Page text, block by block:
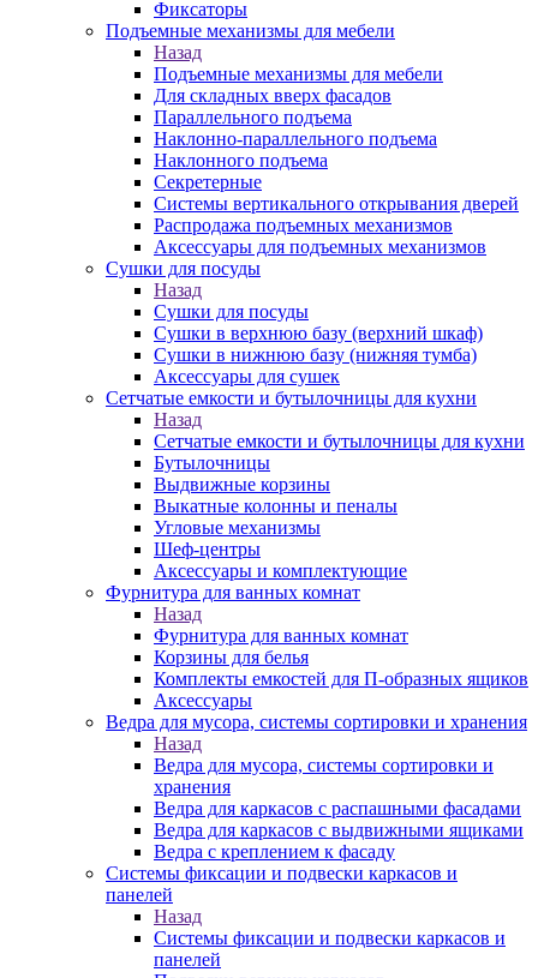
Фиксаторы
Подъемные механизмы для мебели
Назад
Подъемные механизмы для мебели
Для складных вверх фасадов
Параллельного подъема
Наклонно-параллельного подъема
Наклонного подъема
Секретерные
Системы вертикального открывания дверей
Распродажа подъемных механизмов
Аксессуары для подъемных механизмов
Сушки для посуды
Назад
Сушки для посуды
Сушки в верхнюю базу (верхний шкаф)
Сушки в нижнюю базу (нижняя тумба)
Аксессуары для сушек
Сетчатые емкости и бутылочницы для кухни
Назад
Сетчатые емкости и бутылочницы для кухни
Бутылочницы
Выдвижные корзины
Выкатные колонны и пеналы
Угловые механизмы
Шеф-центры
Аксессуары и комплектующие
Фурнитура для ванных комнат
Назад
Фурнитура для ванных комнат
Корзины для белья
Комплекты емкостей для П-образных ящиков
Аксессуары
Ведра для мусора, системы сортировки и хранения
Назад
Ведра для мусора, системы сортировки и
хранения
Ведра для каркасов с распашными фасадами
Ведра для каркасов с выдвижными ящиками
Ведра с креплением к фасаду
Системы фиксации и подвески каркасов и
панелей
Назад
Системы фиксации и подвески каркасов и
панелей